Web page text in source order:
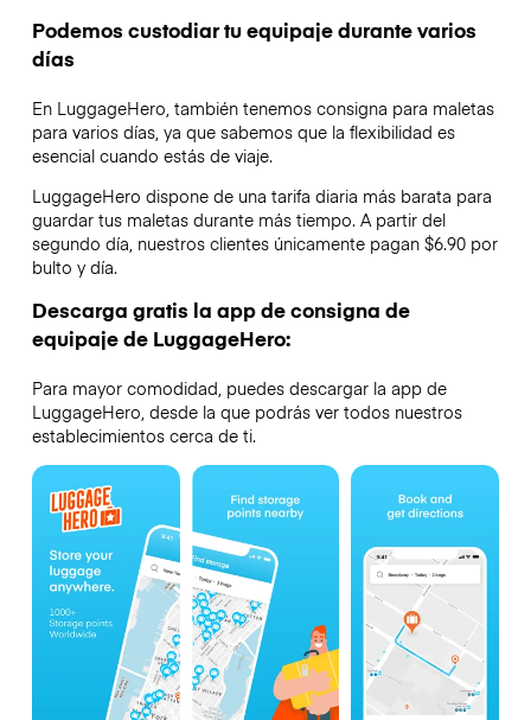
Podemos custodiar tu equipaje durante varios
días
En LuggageHero, también tenemos consigna para maletas
para varios días, ya que sabemos que la flexibilidad es
esencial cuando estás de viaje.
LuggageHero dispone de una tarifa diaria más barata para
guardar tus maletas durante más tiempo. A partir del
segundo día, nuestros clientes únicamente pagan $6.90 por
bulto y día.
Descarga gratis la app de consigna de
equipaje de LuggageHero:
Para mayor comodidad, puedes descargar la app de
LuggageHero, desde la que podrás ver todos nuestros
establecimientos cerca de ti.